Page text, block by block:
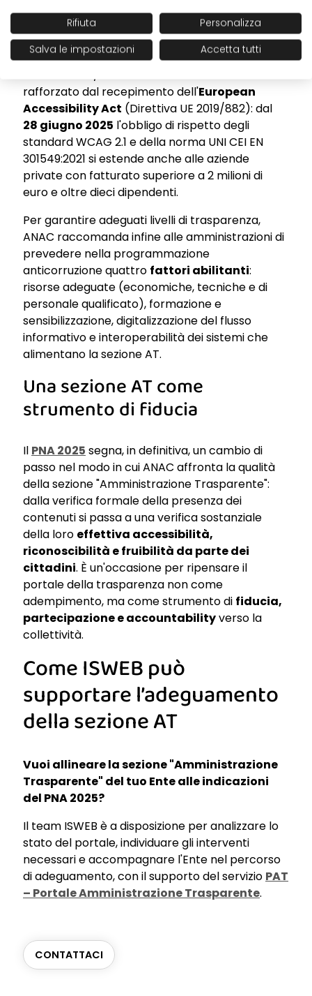
raccomanda l'uso di stili predefiniti, l'aggiunta di
testi alternativi alle immagini, tabelle semplici
con intestazioni definite e il salvataggio in
formato PDF/A. Il tema è ulteriormente
rafforzato dal recepimento dell'European
Accessibility Act (Direttiva UE 2019/882): dal
28 giugno 2025 l'obbligo di rispetto degli
standard WCAG 2.1 e della norma UNI CEI EN
301549:2021 si estende anche alle aziende
private con fatturato superiore a 2 milioni di
euro e oltre dieci dipendenti.
Per garantire adeguati livelli di trasparenza,
ANAC raccomanda infine alle amministrazioni di
prevedere nella programmazione
anticorruzione quattro fattori abilitanti:
risorse adeguate (economiche, tecniche e di
personale qualificato), formazione e
sensibilizzazione, digitalizzazione del flusso
informativo e interoperabilità dei sistemi che
alimentano la sezione AT.
Una sezione AT come
strumento di fiducia
Il PNA 2025 segna, in definitiva, un cambio di
passo nel modo in cui ANAC affronta la qualità
della sezione "Amministrazione Trasparente":
dalla verifica formale della presenza dei
contenuti si passa a una verifica sostanziale
della loro effettiva accessibilità,
riconoscibilità e fruibilità da parte dei
cittadini. È un'occasione per ripensare il
portale della trasparenza non come
adempimento, ma come strumento di fiducia,
partecipazione e accountabilityverso la
collettività.
Come ISWEB può
supportare l’adeguamento
della sezione AT
Vuoi allineare la sezione "Amministrazione
Trasparente" del tuo Ente alle indicazioni
del PNA 2025?
Il team ISWEB è a disposizione per analizzare lo
stato del portale, individuare gli interventi
necessari e accompagnare l'Ente nel percorso
di adeguamento, con il supporto del servizio PAT
– Portale Amministrazione Trasparente.
CONTATTACI
Rifiuta
Personalizza
Salva le impostazioni
Accetta tutti